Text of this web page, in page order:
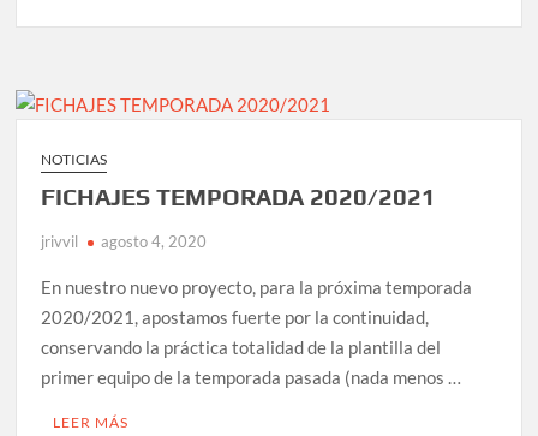
NOTICIAS
FICHAJES TEMPORADA 2020/2021
jrivvil agosto 4, 2020
En nuestro nuevo proyecto, para la próxima temporada
2020/2021, apostamos fuerte por la continuidad,
conservando la práctica totalidad de la plantilla del
primer equipo de la temporada pasada (nada menos …
LEER MÁS